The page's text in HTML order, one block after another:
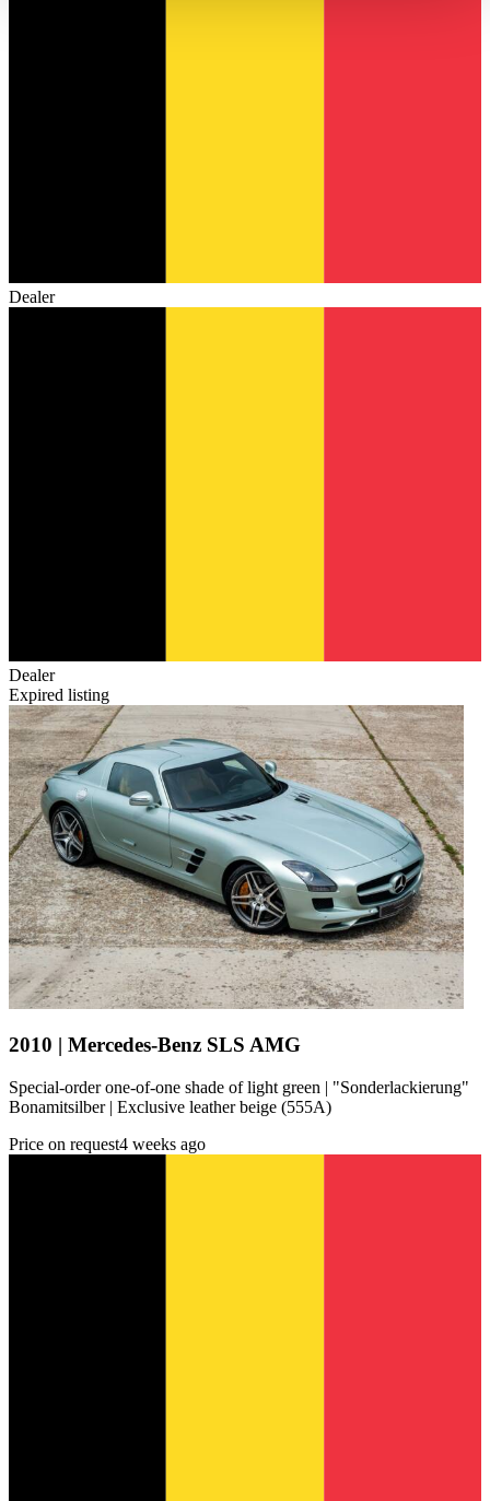
Dealer
Dealer
Expired listing
2010 | Mercedes-Benz SLS AMG
Special-order one-of-one shade of light green | "Sonderlackierung"
Bonamitsilber | Exclusive leather beige (555A)
Price on request4 weeks ago